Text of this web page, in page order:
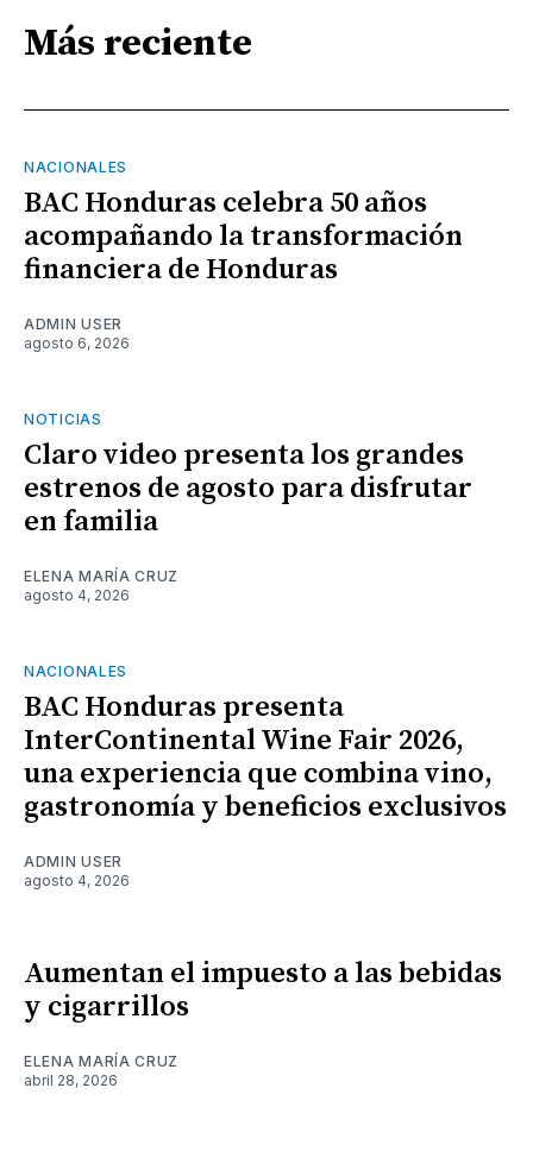
Más reciente
NACIONALES
BAC Honduras celebra 50 años
acompañando la transformación
financiera de Honduras
ADMIN USER
agosto 6, 2026
NOTICIAS
Claro video presenta los grandes
estrenos de agosto para disfrutar
en familia
ELENA MARÍA CRUZ
agosto 4, 2026
NACIONALES
BAC Honduras presenta
InterContinental Wine Fair 2026,
una experiencia que combina vino,
gastronomía y beneficios exclusivos
ADMIN USER
agosto 4, 2026
Aumentan el impuesto a las bebidas
y cigarrillos
ELENA MARÍA CRUZ
abril 28, 2026